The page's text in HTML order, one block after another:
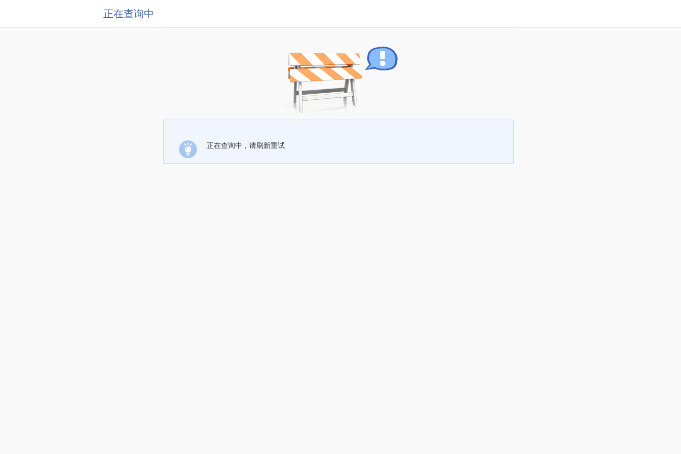
正在查询中
正在查询中，请刷新重试